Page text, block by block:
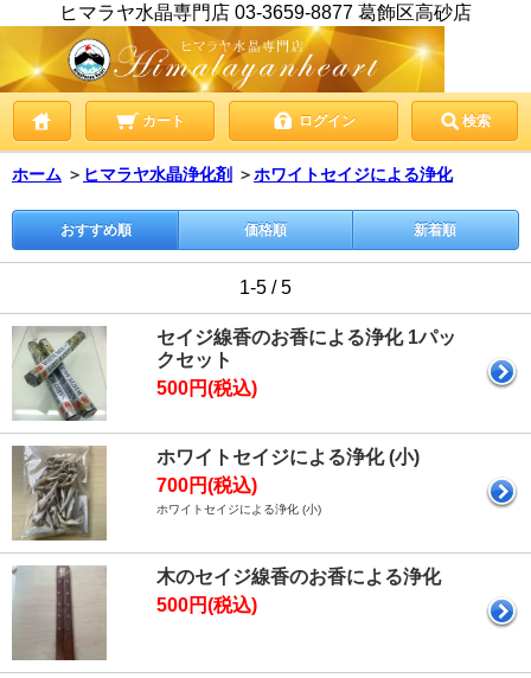
ヒマラヤ水晶専門店 03-3659-8877 葛飾区高砂店
カート ログイン 検索
ホーム ＞ ヒマラヤ水晶浄化剤 ＞ホワイトセイジによる浄化
おすすめ順 価格順 新着順
1-5 / 5
セイジ線香のお香による浄化 1パッ
クセット
500円(税込)
ホワイトセイジによる浄化 (小)
700円(税込)
ホワイトセイジによる浄化 (小)
木のセイジ線香のお香による浄化
500円(税込)